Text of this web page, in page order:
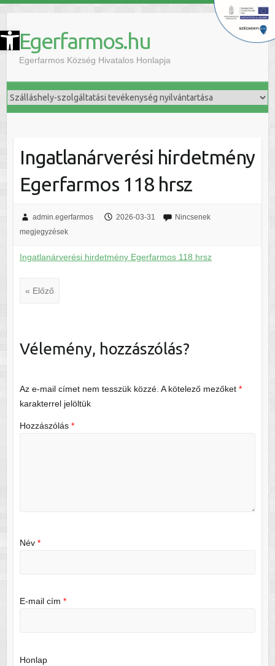
Eszköztár megnyitása Egerfarmos.hu
Egerfarmos Község Hivatalos Honlapja
Ingatlanárverési hirdetmény
Egerfarmos 118 hrsz
admin.egerfarmos 2026-03-31
Nincsenek
megjegyzések
Ingatlanárverési hirdetmény Egerfarmos 118 hrsz
« Előző
Vélemény, hozzászólás?
Az e-mail címet nem tesszük közzé. A kötelező mezőket *
karakterrel jelöltük
Hozzászólás *
Név *
E-mail cím *
Honlap